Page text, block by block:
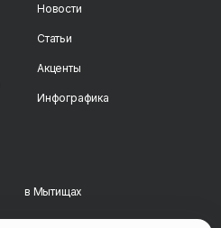
Новости
Статьи
Акценты
Инфографика
в Мытищах